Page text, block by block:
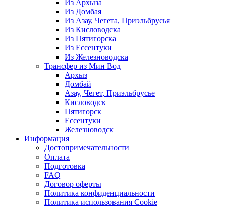
Из Архыза
Из Домбая
Из Азау, Чегета, Приэльбрусья
Из Кисловодска
Из Пятигорска
Из Ессентуки
Из Железноводска
Трансфер из Мин Вод
Архыз
Домбай
Азау, Чегет, Приэльбрусье
Кисловодск
Пятигорск
Ессентуки
Железноводск
Информация
Достопримечательности
Оплата
Подготовка
FAQ
Договор оферты
Политика конфиденциальности
Политика использования Cookie